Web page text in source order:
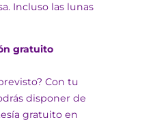
Incluso las lunas
gratuito
Con tu
disponer de
gratuito en